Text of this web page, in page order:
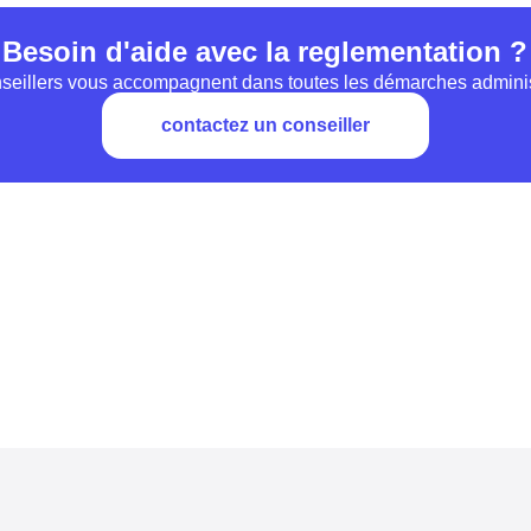
Besoin d'aide avec la reglementation ?
vous accompagnent dans toutes les démarches
contactez un conseiller